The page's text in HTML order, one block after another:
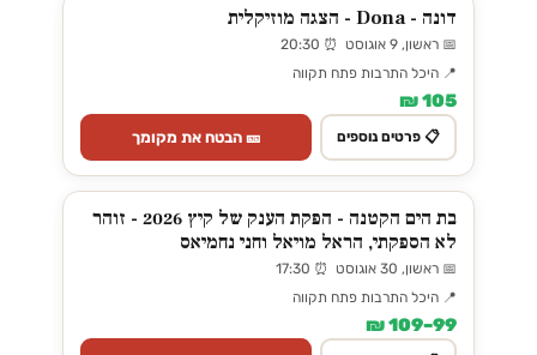
דונה - Dona - הצגה מוזיקלית
📅 ראשון, 9 אוגוסט ⏰ 20:30
📍 היכל התרבות פתח תקווה
105 ₪
📋 פרטים נוספים 🎫 הבטח את מקומך
בת הים הקטנה - הפקת הענק של קיץ 2026 - זוהר
לא הספקתי, הראל מויאל וחני נחמיאס
📅 ראשון, 30 אוגוסט ⏰ 17:30
📍 היכל התרבות פתח תקווה
99–109 ₪